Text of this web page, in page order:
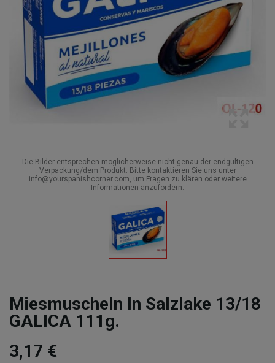
Die Bilder entsprechen möglicherweise nicht genau der endgültigen
Verpackung/dem Produkt. Bitte kontaktieren Sie uns unter
info@yourspanishcorner.com, um Fragen zu klären oder weitere
Informationen anzufordern.
Miesmuscheln In Salzlake 13/18
GALICA 111g.
3,17 €